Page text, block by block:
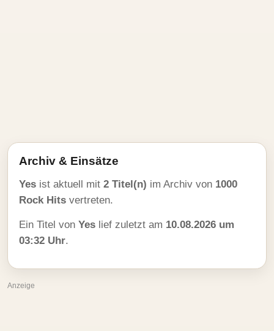
Archiv & Einsätze
Yes ist aktuell mit 2 Titel(n) im Archiv von 1000
Rock Hits vertreten.
Ein Titel von Yes lief zuletzt am 10.08.2026 um
03:32 Uhr.
Anzeige